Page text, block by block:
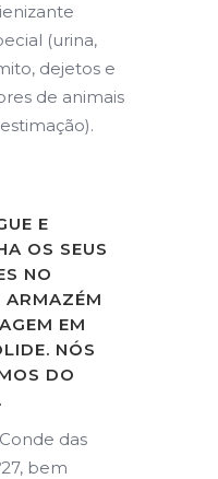
(urina,
dejetos e
de animais
E
OS SEUS
NO
ARMAZÉM
EM
NÓS
DO
das
bem